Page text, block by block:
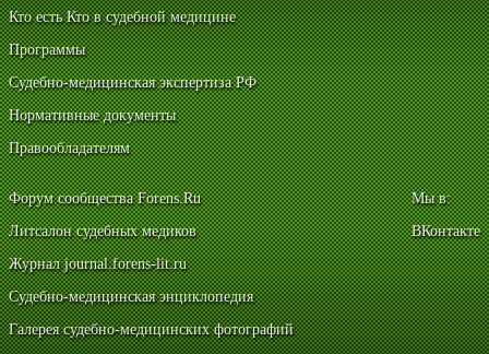
Кто есть Кто в судебной медицине
Программы
Судебно-медицинская экспертиза РФ
Нормативные документы
Правообладателям
Форум сообщества Forens.Ru
Литсалон судебных медиков
Журнал journal.forens-lit.ru
Судебно-медицинская энциклопедия
Галерея судебно-медицинских фотографий
Мы в:
ВКонтакте